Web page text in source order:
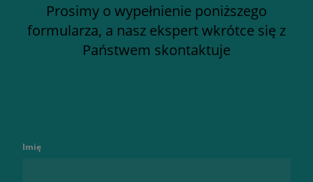
Prosimy o wypełnienie poniższego
formularza, a nasz ekspert wkrótce się z
Państwem skontaktuje
Imię